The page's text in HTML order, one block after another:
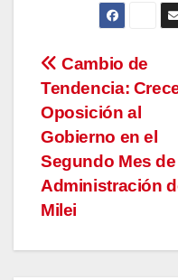
de
entradas
Cambio de
Tendencia:
Oposición al
Gobierno en el
Segundo Mes
Administración
Milei